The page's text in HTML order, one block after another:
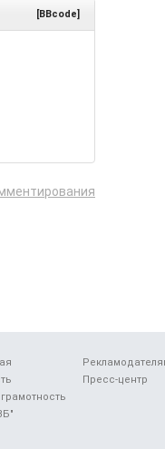
[BBcode]
Пресс-центр